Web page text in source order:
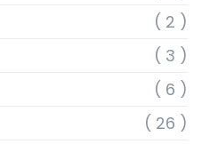
( 2 )
( 3 )
( 6 )
( 26 )